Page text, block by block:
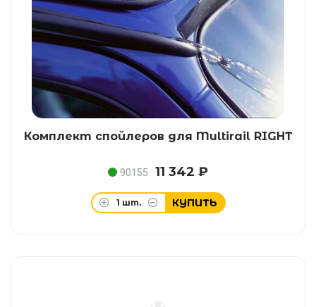
Комплект спойлеров для Multirail RIGHT
90155 11 342 ₽
1 шт. КУПИТЬ